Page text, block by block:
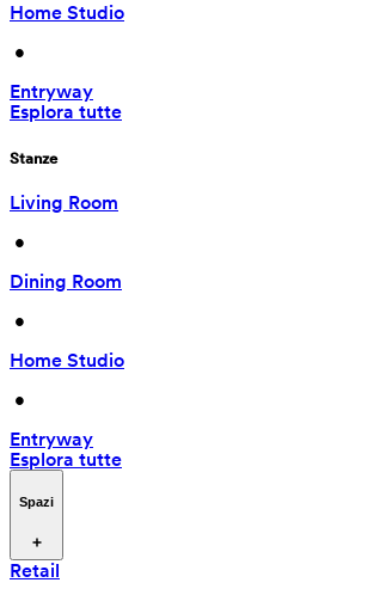
Home Studio
•
Entryway
Esplora tutte
Stanze
Living Room
•
Dining Room
•
Home Studio
•
Entryway
Esplora tutte
Spazi
Retail